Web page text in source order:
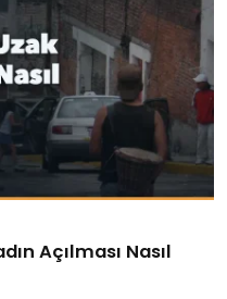
Açılması Nasıl